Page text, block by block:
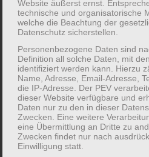
Übersicht zur gewählten
Zielgruppe(n):
Termin:
Ort:
Köln
Website äußerst ernst.
technische und organisatorische
welche die Beachtung der
Datenschutz sicherstellen.
Personenbezogene Daten sind
Definition all solche Daten, mit
identifiziert werden kann. Hierzu
Name, Adresse, Email-Adresse,
die IP-Adresse. Der PEV
dieser Website verfügbare und
Daten nur zu den in dieser
Zwecken. Eine weitere
eine Übermittlung an Dritte zu
Zwecken findet nur nach
Einwilligung statt.